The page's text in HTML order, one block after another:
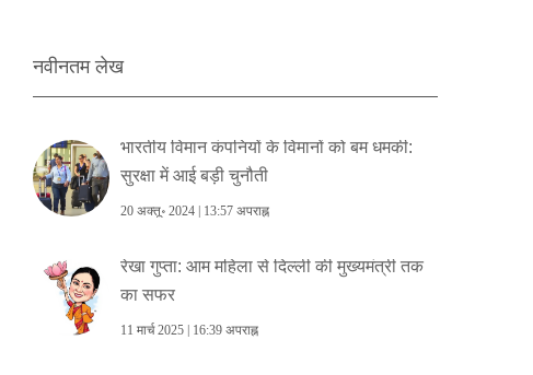
नवीनतम लेख
भारतीय विमान कंपनियों के विमानों को बम धमकी:
सुरक्षा में आई बड़ी चुनौती
20 अक्तू॰ 2024 | 13:57 अपराह्न
रेखा गुप्ता: आम महिला से दिल्ली की मुख्यमंत्री तक
का सफर
11 मार्च 2025 | 16:39 अपराह्न